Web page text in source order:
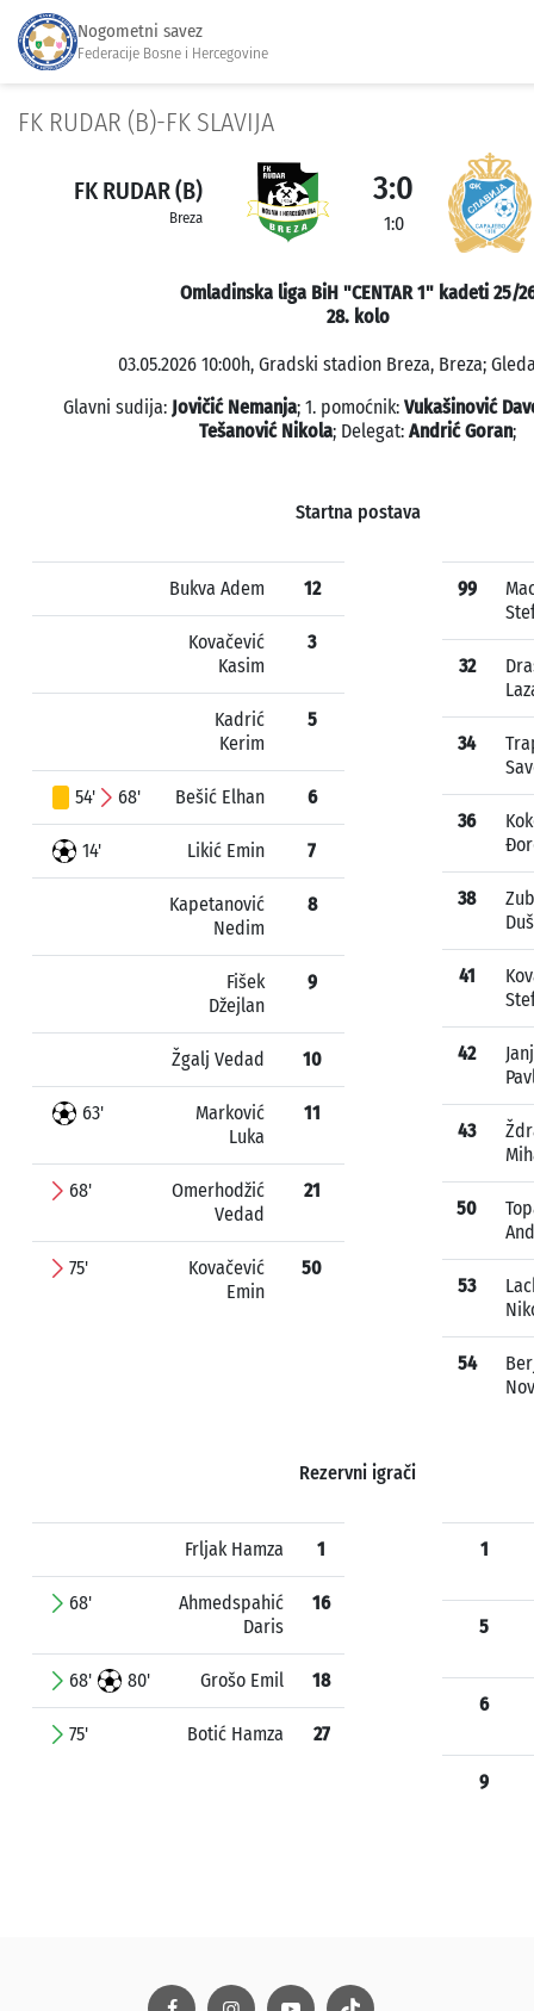
Nogometni savez
Federacije Bosne i Hercegovine
FK RUDAR (B)-FK SLAVIJA
FK RUDAR (B)
Breza
3:0
1:0
Omladinska liga BiH "CENTAR 1" kadeti 25/
28. kolo
03.05.2026 10:00h, Gradski stadion Breza, Breza;
Glavni sudija: Jovičić Nemanja; 1. pomoćnik: Vukašinović
Tešanović Nikola; Delegat: Andrić Goran;
Startna postava
Bukva Adem 12
Kovačević
Kasim
3
Kadrić
Kerim
5
54' 68' Bešić Elhan 6
14' Likić Emin 7
Kapetanović
Nedim
8
Fišek
Džejlan
9
Žgalj Vedad 10
63'
Marković
Luka
11
68'
Omerhodžić
Vedad
21
75'
Kovačević
Emin
50
99
32
34
36
38
41
42
43
50
53
54
Rezervni igrači
Frljak Hamza 1
68'
Ahmedspahić
Daris
16
68' 80' Grošo Emil 18
75' Botić Hamza 27
1
5
6
9